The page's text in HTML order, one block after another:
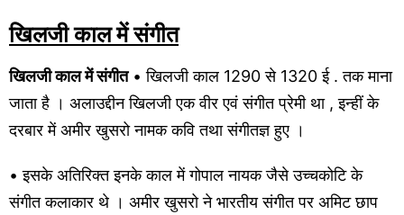
खिलजी काल में संगीत
खिलजी काल में संगीत• खिलजी काल 1290 से 1320 ई . तक माना
जाता है । अलाउद्दीन खिलजी एक वीर एवं संगीत प्रेमी था , इन्हीं के
दरबार में अमीर खुसरो नामक कवि तथा संगीतज्ञ हुए ।
• इसके अतिरिक्त इनके काल में गोपाल नायक जैसे उच्चकोटि के
संगीत कलाकार थे । अमीर खुसरो ने भारतीय संगीत पर अमिट छाप